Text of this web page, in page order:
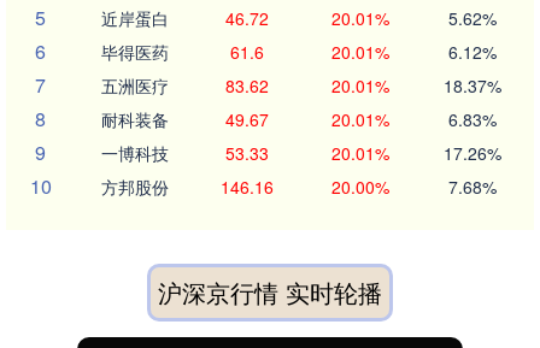
5 近岸蛋白 46.72 20.01% 5.62%
6 毕得医药 61.6 20.01% 6.12%
7 五洲医疗 83.62 20.01% 18.37%
8 耐科装备 49.67 20.01% 6.83%
9 一博科技 53.33 20.01% 17.26%
10 方邦股份 146.16 20.00% 7.68%
沪深京行情 实时轮播